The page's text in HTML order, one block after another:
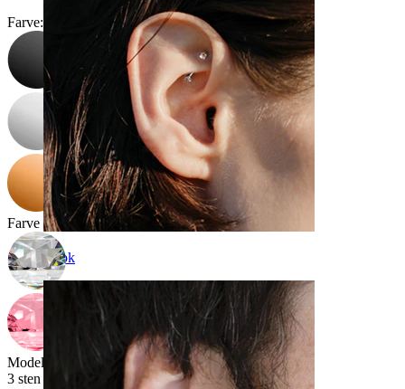
Rook
Farve:
Farve på sten :
Model
3 sten